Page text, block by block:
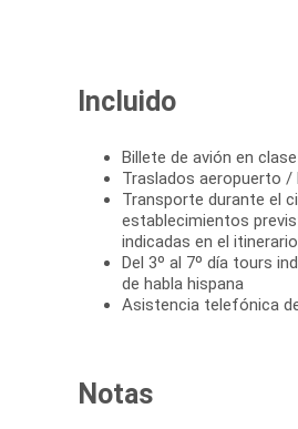
Incluido
Billete de avión en
Traslados aeropuerto
Transporte durante el
establecimientos
indicadas en el itinerario
Del 3º al 7º día tours
de habla hispana
Asistencia telefónica
Notas